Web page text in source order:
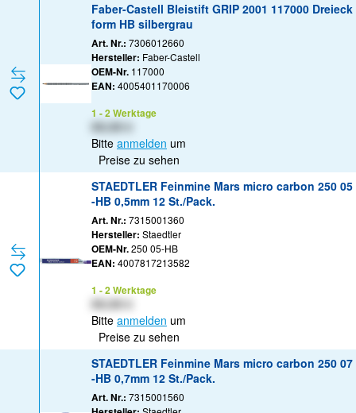
Faber-Castell Bleistift GRIP 2001 117000 Dreieck
form HB silbergrau
Art. Nr.: 7306012660
Hersteller: Faber-Castell
OEM-Nr. 117000
EAN: 4005401170006
1 - 2 Werktage
Bitte anmelden um
Preise zu sehen
STAEDTLER Feinmine Mars micro carbon 250 05
-HB 0,5mm 12 St./Pack.
Art. Nr.: 7315001360
Hersteller: Staedtler
OEM-Nr.250 05-HB
EAN: 4007817213582
1 - 2 Werktage
Bitte anmelden um
Preise zu sehen
STAEDTLER Feinmine Mars micro carbon 250 07
-HB 0,7mm 12 St./Pack.
Art. Nr.: 7315001560